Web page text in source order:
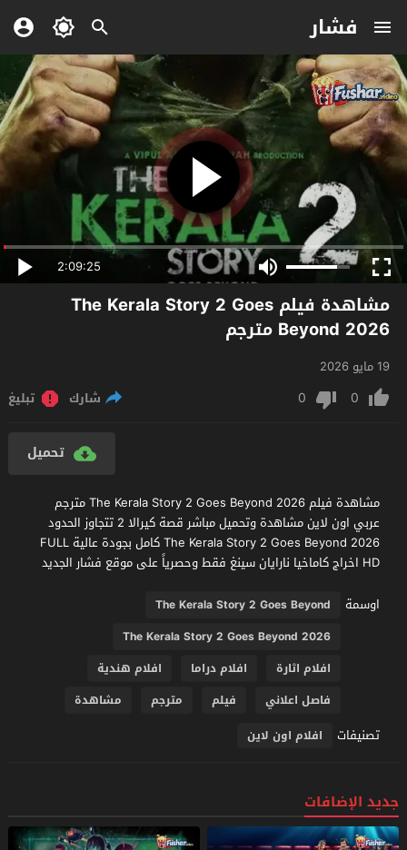
فشار
2:09:25
مشاهدة فيلم The Kerala Story 2 Goes
Beyond 2026 مترجم
19 مايو 2026
0
0 شارك تبليغ
تحميل
مشاهدة فيلم The Kerala Story 2 Goes Beyond 2026 مترجم
عربي اون لاين مشاهدة وتحميل مباشر قصة كيرالا 2 تتجاوز الحدود
The Kerala Story 2 Goes Beyond 2026 كامل بجودة عالية FULL
HD اخراج كاماخيا نارايان سينغ فقط وحصرياً على موقع فشار الجديد
اوسمة
The Kerala Story 2 Goes Beyond
The Kerala Story 2 Goes Beyond 2026
افلام اثارة
افلام دراما
افلام هندية
فاصل اعلاني
فيلم مترجم مشاهدة
تصنيفات افلام اون لاين
جديد الإضافات